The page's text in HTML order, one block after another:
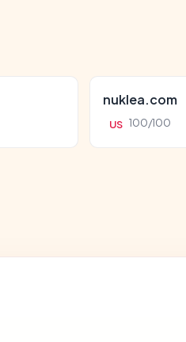
nuklea.com
US 100/100